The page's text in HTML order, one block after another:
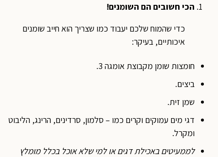
הכי חשובים הם השומנים!
כדי שהמוח שלכם יעבוד כמו שצריך הוא חייב שומנים
איכותיים, בעיקר:
חומצות שומן מקבוצת אומגה 3.
ביצים.
שמן זית.
דגי מים עמוקים וקרים כמו – סלמון, סרדינים, הרינג, הליבוט
ומקרל.
לממעיטים באכילת דגים או למי שלא אוכל בכלל מומלץ